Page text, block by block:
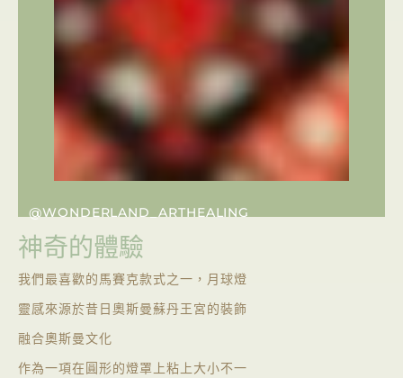
@WONDERLAND_ARTHEALING
神奇的體驗
我們最喜歡的馬賽克款式之一，月球燈
靈感來源於昔日奧斯曼蘇丹王宮的裝飾
融合奧斯曼文化
作為一項在圓形的燈罩上粘上大小不一